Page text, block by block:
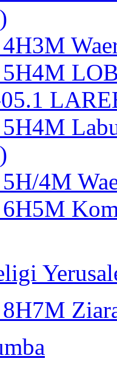
4H3M
5H4M
5H4M
5H/4M
6H5M